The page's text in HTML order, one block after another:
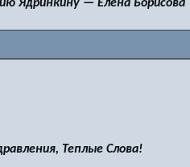
Ядринкину — Елена Борисова
Теплые Слова!